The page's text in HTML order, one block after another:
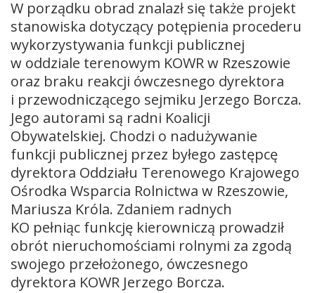
W porządku obrad znalazł się także projekt
stanowiska dotyczący potępienia procederu
wykorzystywania funkcji publicznej
w oddziale terenowym KOWR w Rzeszowie
oraz braku reakcji ówczesnego dyrektora
i przewodniczącego sejmiku Jerzego Borcza.
Jego autorami są radni Koalicji
Obywatelskiej. Chodzi o nadużywanie
funkcji publicznej przez byłego zastępcę
dyrektora Oddziału Terenowego Krajowego
Ośrodka Wsparcia Rolnictwa w Rzeszowie,
Mariusza Króla. Zdaniem radnych
KO pełniąc funkcję kierowniczą prowadził
obrót nieruchomościami rolnymi za zgodą
swojego przełożonego, ówczesnego
dyrektora KOWR Jerzego Borcza.